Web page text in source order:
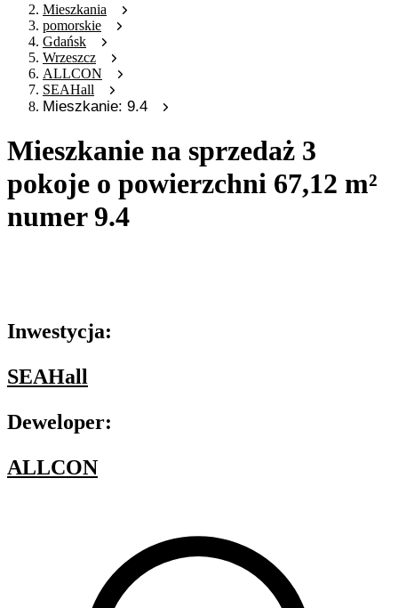
Mieszkania
pomorskie
Gdańsk
Wrzeszcz
ALLCON
SEAHall
Mieszkanie: 9.4
Mieszkanie na sprzedaż 3
pokoje o powierzchni 67,12 m²
numer 9.4
Inwestycja:
SEAHall
Deweloper:
ALLCON